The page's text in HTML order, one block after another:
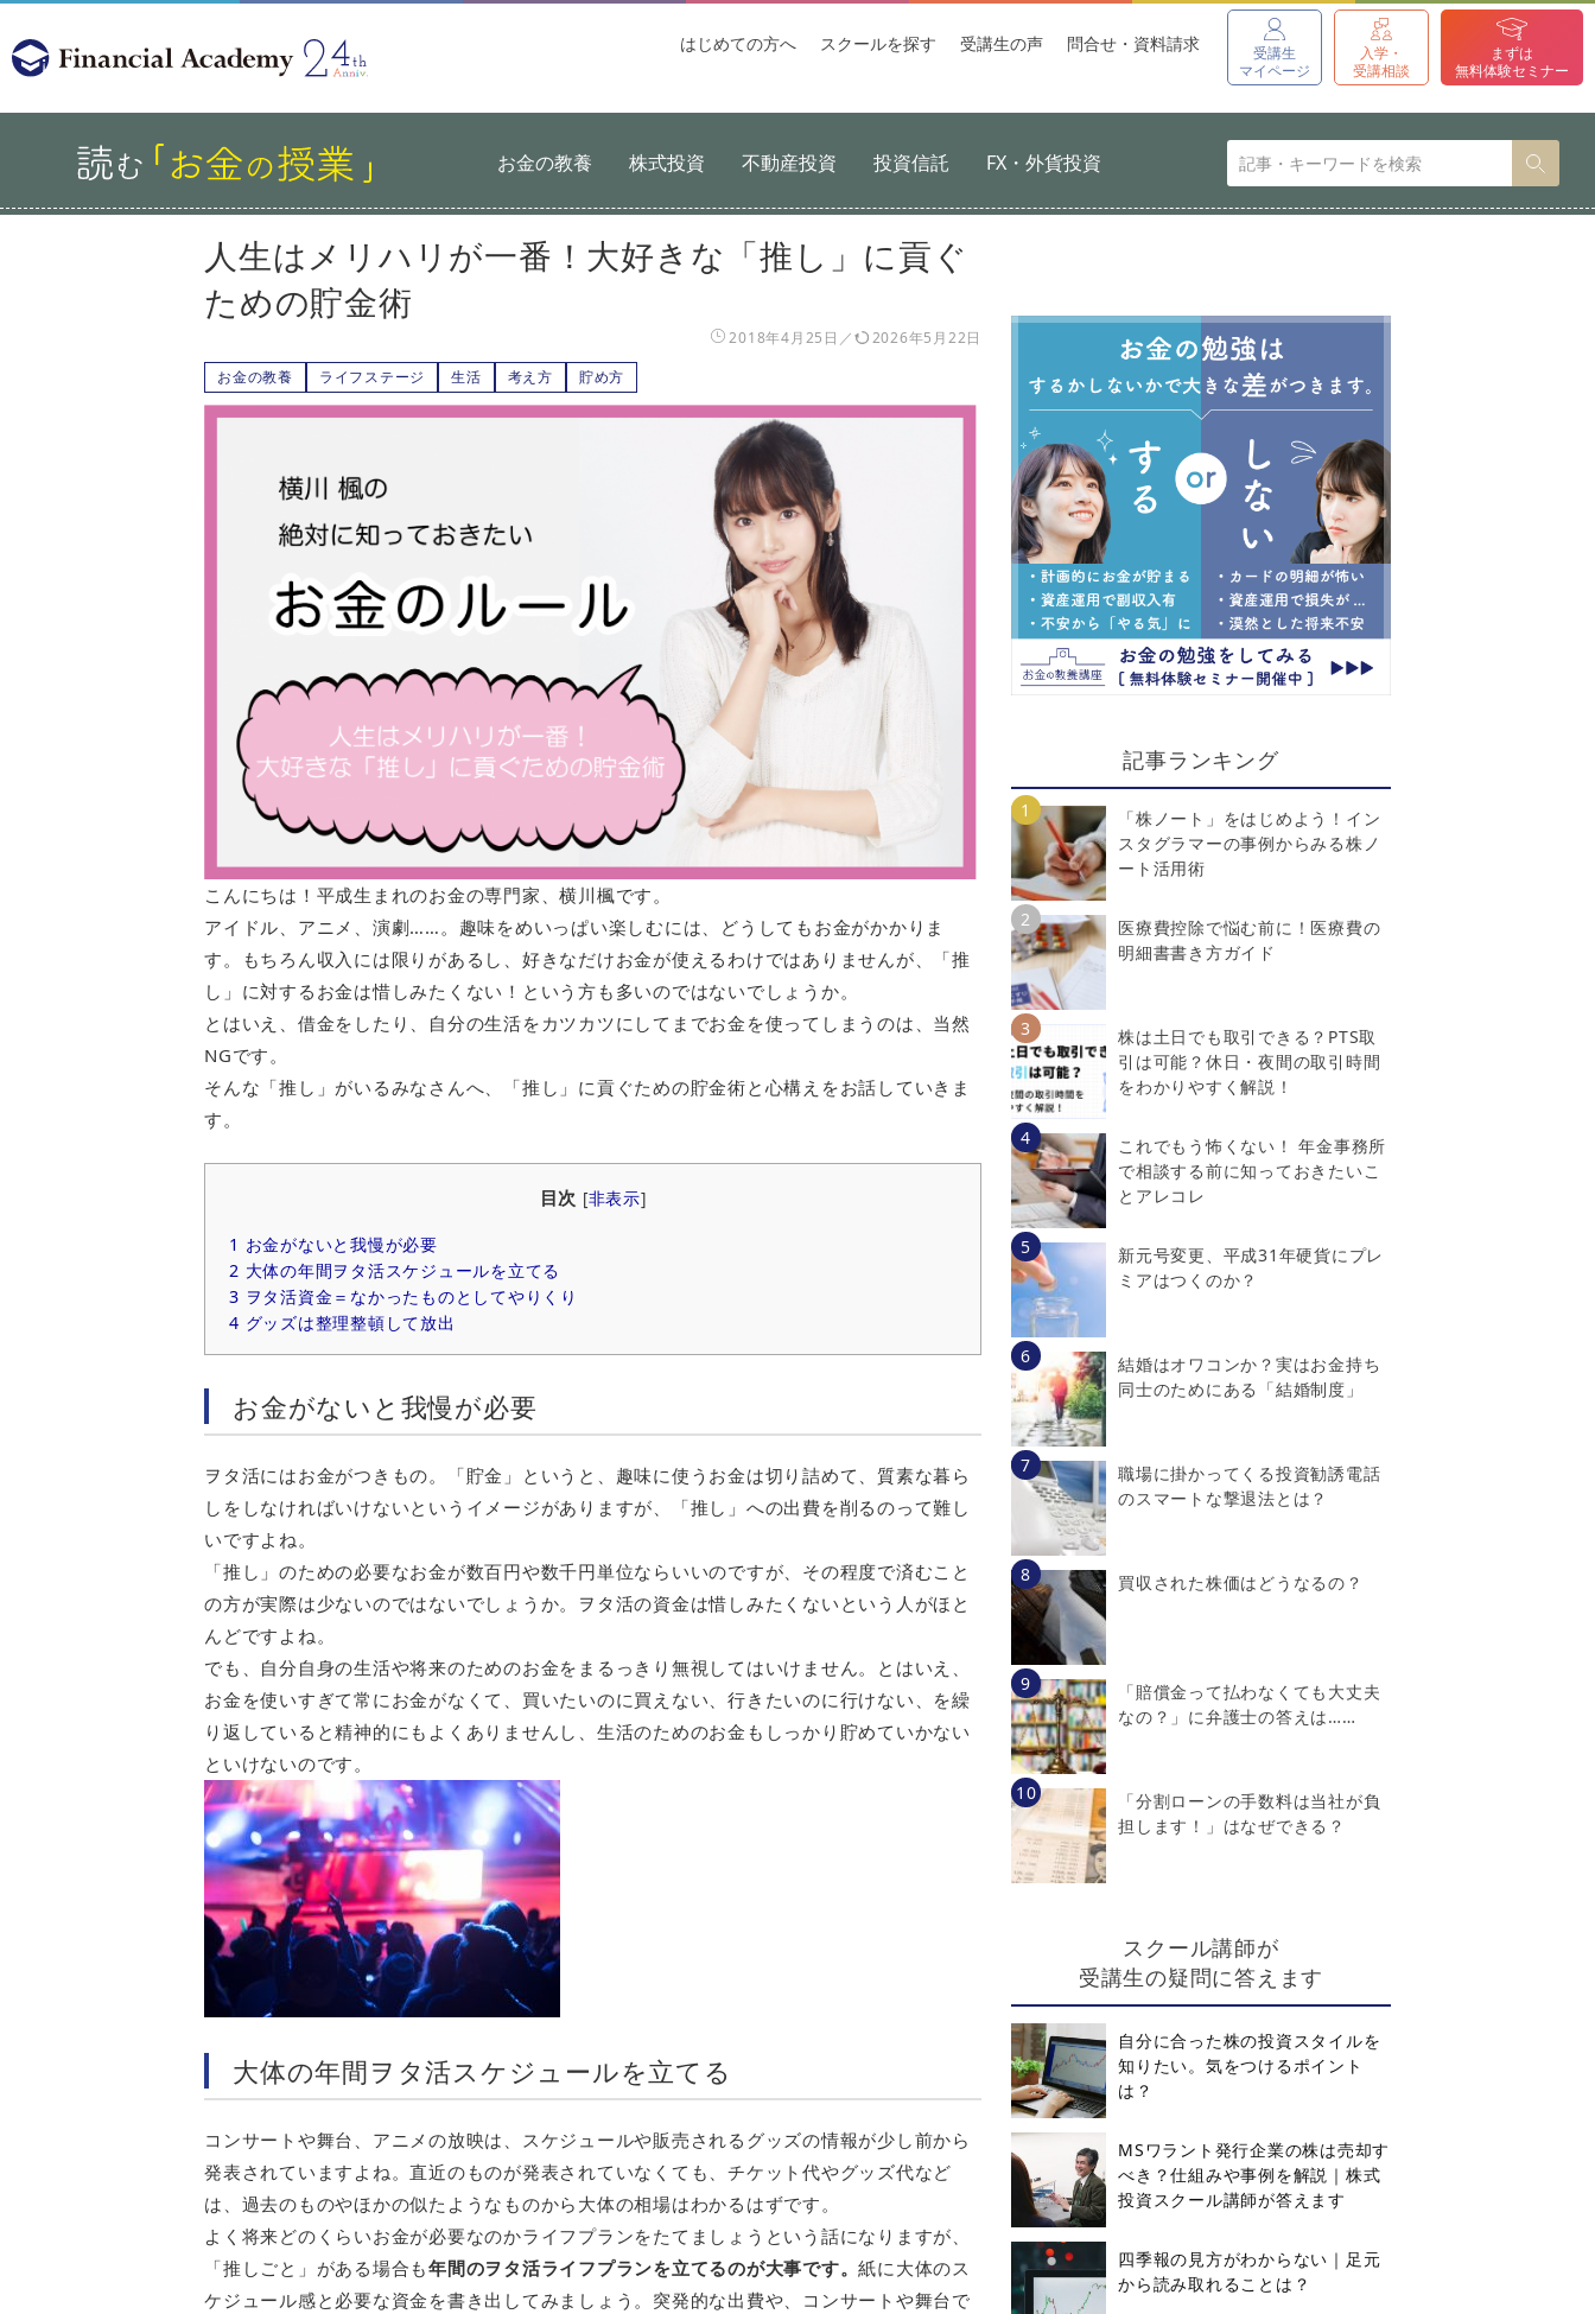
受講生
マイページ
入学・
受講相談
まずは
無料体験セミナー
はじめての方へ スクールを探す 受講生の声 問合せ・資料請求
お金の教養 株式投資 不動産投資 投資信託 FX・外貨投資
人生はメリハリが一番！大好きな「推し」に貢ぐ
ための貯金術
2018年4月25日
2026年5月22日
お金の教養
ライフステージ 生活 考え方 貯め方
こんにちは！平成生まれのお金の専門家、横川楓です。
アイドル、アニメ、演劇……。趣味をめいっぱい楽しむには、どうしてもお金がかかりま
す。もちろん収入には限りがあるし、好きなだけお金が使えるわけではありませんが、「推
し」に対するお金は惜しみたくない！という方も多いのではないでしょうか。
とはいえ、借金をしたり、自分の生活をカツカツにしてまでお金を使ってしまうのは、当然
NGです。
そんな「推し」がいるみなさんへ、「推し」に貢ぐための貯金術と心構えをお話していきま
す。
目次 [非表示]
1 お金がないと我慢が必要
2 大体の年間ヲタ活スケジュールを立てる
3 ヲタ活資金＝なかったものとしてやりくり
4 グッズは整理整頓して放出
お金がないと我慢が必要
ヲタ活にはお金がつきもの。「貯金」というと、趣味に使うお金は切り詰めて、質素な暮ら
しをしなければいけないというイメージがありますが、「推し」への出費を削るのって難し
いですよね。
「推し」のための必要なお金が数百円や数千円単位ならいいのですが、その程度で済むこと
の方が実際は少ないのではないでしょうか。ヲタ活の資金は惜しみたくないという人がほと
んどですよね。
でも、自分自身の生活や将来のためのお金をまるっきり無視してはいけません。とはいえ、
お金を使いすぎて常にお金がなくて、買いたいのに買えない、行きたいのに行けない、を繰
り返していると精神的にもよくありませんし、生活のためのお金もしっかり貯めていかない
といけないのです。
大体の年間ヲタ活スケジュールを立てる
コンサートや舞台、アニメの放映は、スケジュールや販売されるグッズの情報が少し前から
発表されていますよね。直近のものが発表されていなくても、チケット代やグッズ代など
は、過去のものやほかの似たようなものから大体の相場はわかるはずです。
よく将来どのくらいお金が必要なのかライフプランをたてましょうという話になりますが、
「推しごと」がある場合も年間のヲタ活ライフプランを立てるのが大事です。紙に大体のス
ケジュール感と必要な資金を書き出してみましょう。突発的な出費や、コンサートや舞台で
記事ランキング
「株ノート」をはじめよう！イン
スタグラマーの事例からみる株ノ
ート活用術
医療費控除で悩む前に！医療費の
明細書書き方ガイド
株は土日でも取引できる？PTS取
引は可能？休日・夜間の取引時間
をわかりやすく解説！
これでもう怖くない！ 年金事務所
で相談する前に知っておきたいこ
とアレコレ
新元号変更、平成31年硬貨にプレ
ミアはつくのか？
結婚はオワコンか？実はお金持ち
同士のためにある「結婚制度」
職場に掛かってくる投資勧誘電話
のスマートな撃退法とは？
買収された株価はどうなるの？
「賠償金って払わなくても大丈夫
なの？」に弁護士の答えは……
「分割ローンの手数料は当社が負
担します！」はなぜできる？
スクール講師が
受講生の疑問に答えます
自分に合った株の投資スタイルを
知りたい。気をつけるポイント
は？
MSワラント発行企業の株は売却す
べき？仕組みや事例を解説｜株式
投資スクール講師が答えます
四季報の見方がわからない｜足元
から読み取れることは？